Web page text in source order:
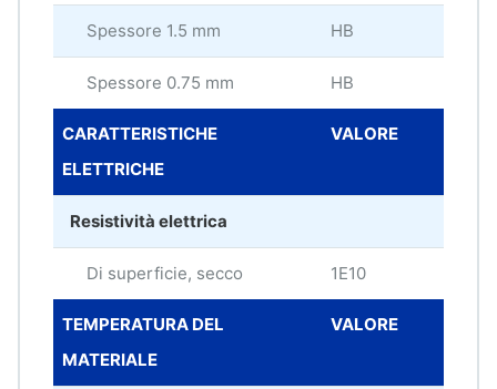
Spessore 1.5 mm HB
Spessore 0.75 mm HB
CARATTERISTICHE
ELETTRICHE
VALORE
Resistività elettrica
Di superficie, secco 1E10
TEMPERATURA DEL
MATERIALE
VALORE